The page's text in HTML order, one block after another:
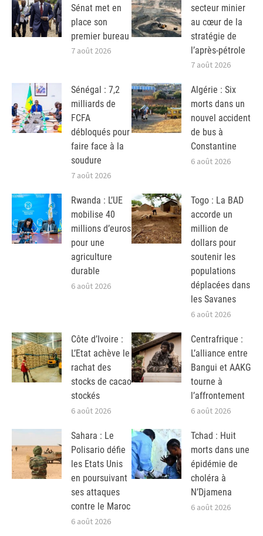
Sénat met en
place son
premier bureau
7 août 2026
secteur minier
au cœur de la
stratégie de
l’après-pétrole
7 août 2026
Sénégal : 7,2
milliards de
FCFA
débloqués pour
faire face à la
soudure
7 août 2026
Algérie : Six
morts dans un
nouvel accident
de bus à
Constantine
6 août 2026
Rwanda : L’UE
mobilise 40
millions d’euros
pour une
agriculture
durable
6 août 2026
Togo : La BAD
accorde un
million de
dollars pour
soutenir les
populations
déplacées dans
les Savanes
6 août 2026
Côte d’Ivoire :
L’Etat achève le
rachat des
stocks de cacao
stockés
6 août 2026
Centrafrique :
L’alliance entre
Bangui et AAKG
tourne à
l’affrontement
6 août 2026
Sahara : Le
Polisario défie
les Etats Unis
en poursuivant
ses attaques
contre le Maroc
6 août 2026
Tchad : Huit
morts dans une
épidémie de
choléra à
N’Djamena
6 août 2026